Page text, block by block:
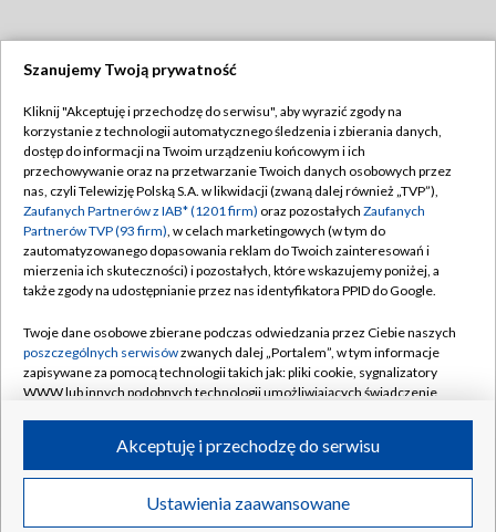
TVP
Abonament TVP
Emisja w TVP
Centrum informacji TVP
Naziemna Telewizja Cyfrowa
Rada Programowa
System NOS
Informacje o nadawcy
Program dla prasy
Ogłoszenie przetargowe
Regulamin TVP
Polityka prywatności
Moje zgody
Pomoc
Kontakt
Kanały
©2026 Telewizja Polska S.A. w likwidacji
Szanujemy Twoją prywatność
Kliknij "Akceptuję i przechodzę do serwisu", aby wyrazić zgody na
korzystanie z technologii automatycznego śledzenia i zbierania danych,
dostęp do informacji na Twoim urządzeniu końcowym i ich
przechowywanie oraz na przetwarzanie Twoich danych osobowych przez
nas, czyli Telewizję Polską S.A. w likwidacji (zwaną dalej również „TVP”),
Zaufanych Partnerów z IAB* (1201 firm) oraz pozostałych Zaufanych
Partnerów TVP (93 firm), w celach marketingowych (w tym do
zautomatyzowanego dopasowania reklam do Twoich zainteresowań i
mierzenia ich skuteczności) i pozostałych, które wskazujemy poniżej, a
także zgody na udostępnianie przez nas identyfikatora PPID do Google.
Twoje dane osobowe zbierane podczas odwiedzania przez Ciebie naszych
poszczególnych serwisówzwanych dalej „Portalem”, w tym informacje
zapisywane za pomocą technologii takich jak: pliki cookie, sygnalizatory
WWW lub innych podobnych technologii umożliwiających świadczenie
ruchu w Internecie.
Twoje dane osobowe zbierane podczas odwiedzania przez Ciebie
poszczególnych serwisówna Portalu, takie jak adresy IP, identyfikatory
Ustawienia zaawansowane
Akceptuję i przechodzę do serwisu